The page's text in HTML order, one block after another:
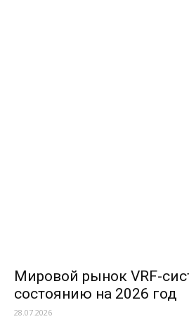
Мировой рынок VRF-
состоянию на 2026 год
28.07.2026